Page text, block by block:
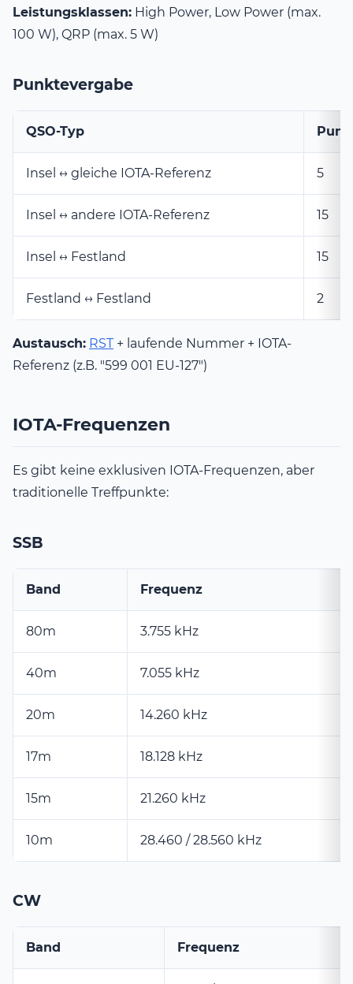
Leistungsklassen: High Power, Low Power (max.
100 W), QRP (max. 5 W)
Punktevergabe
QSO-Typ
Insel ↔ gleiche IOTA-Referenz 5
Insel ↔ andere IOTA-Referenz 15
Insel ↔ Festland 15
Festland ↔ Festland 2
Austausch: RST+ laufende Nummer + IOTA-
Referenz (z.B. "599 001 EU-127")
IOTA-Frequenzen
Es gibt keine exklusiven IOTA-Frequenzen, aber
traditionelle Treffpunkte:
SSB
Band Frequenz
80m 3.755 kHz
40m 7.055 kHz
20m 14.260 kHz
17m 18.128 kHz
15m 21.260 kHz
10m 28.460 / 28.560 kHz
CW
Band Frequenz